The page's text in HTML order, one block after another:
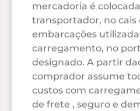
mercadoria é
transportador, no cais
embarcações
carregamento, no
designado. A partir
comprador assume
custos com
de frete , seguro e